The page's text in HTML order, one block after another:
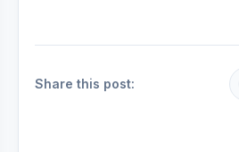
Share this post: